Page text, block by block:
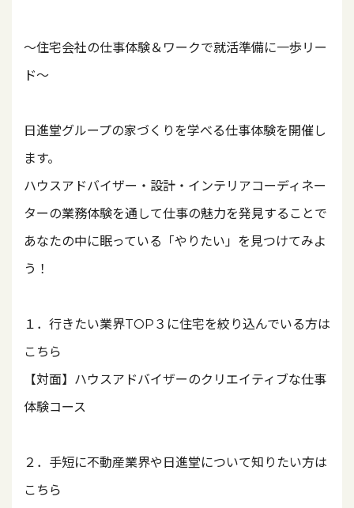
～住宅会社の仕事体験＆ワークで就活準備に一歩リー
ド～
日進堂グループの家づくりを学べる仕事体験を開催し
ます。
ハウスアドバイザー・設計・インテリアコーディネー
ターの業務体験を通して仕事の魅力を発見することで
あなたの中に眠っている「やりたい」を見つけてみよ
う！
１．行きたい業界TOP３に住宅を絞り込んでいる方は
こちら
【対面】ハウスアドバイザーのクリエイティブな仕事
体験コース
２．手短に不動産業界や日進堂について知りたい方は
こちら